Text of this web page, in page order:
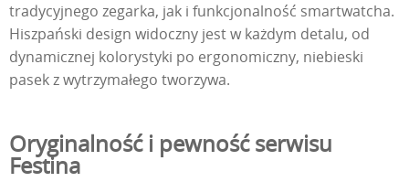
tradycyjnego zegarka, jak i funkcjonalność smartwatcha.
Hiszpański design widoczny jest w każdym detalu, od
dynamicznej kolorystyki po ergonomiczny, niebieski
pasek z wytrzymałego tworzywa.
Oryginalność i pewność serwisu
Festina